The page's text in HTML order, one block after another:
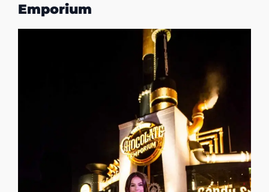
Emporium